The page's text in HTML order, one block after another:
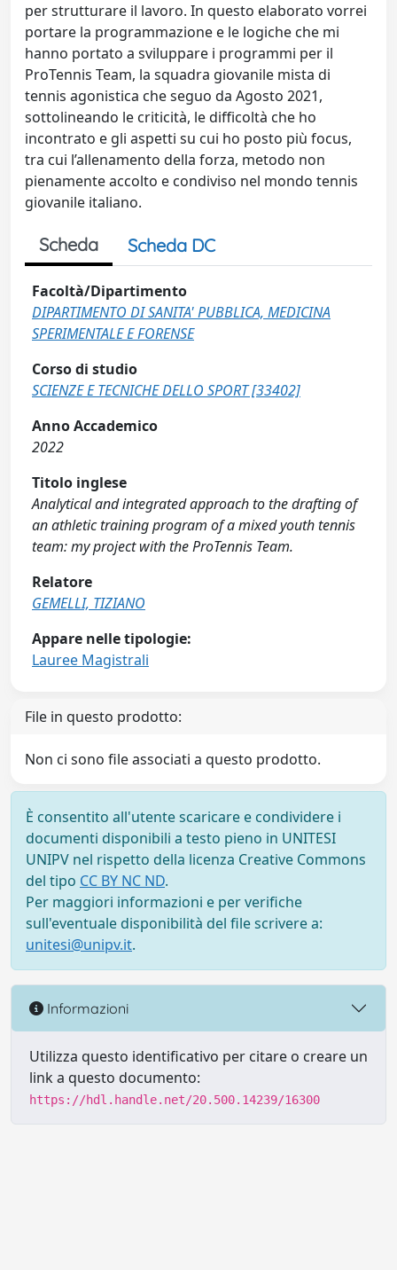
per strutturare il lavoro. In questo elaborato vorrei
portare la programmazione e le logiche che mi
hanno portato a sviluppare i programmi per il
ProTennis Team, la squadra giovanile mista di
tennis agonistica che seguo da Agosto 2021,
sottolineando le criticità, le difficoltà che ho
incontrato e gli aspetti su cui ho posto più focus,
tra cui l’allenamento della forza, metodo non
pienamente accolto e condiviso nel mondo tennis
giovanile italiano.
Scheda Scheda DC
Facoltà/Dipartimento
DIPARTIMENTO DI SANITA' PUBBLICA, MEDICINA
SPERIMENTALE E FORENSE
Corso di studio
SCIENZE E TECNICHE DELLO SPORT [33402]
Anno Accademico
2022
Titolo inglese
Analytical and integrated approach to the drafting of
an athletic training program of a mixed youth tennis
team: my project with the ProTennis Team.
Relatore
GEMELLI, TIZIANO
Appare nelle tipologie:
Lauree Magistrali
File in questo prodotto:
Non ci sono file associati a questo prodotto.
È consentito all'utente scaricare e condividere i
documenti disponibili a testo pieno in UNITESI
UNIPV nel rispetto della licenza Creative Commons
del tipo CC BY NC ND.
Per maggiori informazioni e per verifiche
sull'eventuale disponibilità del file scrivere a:
unitesi@unipv.it.
Informazioni
Utilizza questo identificativo per citare o creare un
link a questo documento:
https://hdl.handle.net/20.500.14239/16300